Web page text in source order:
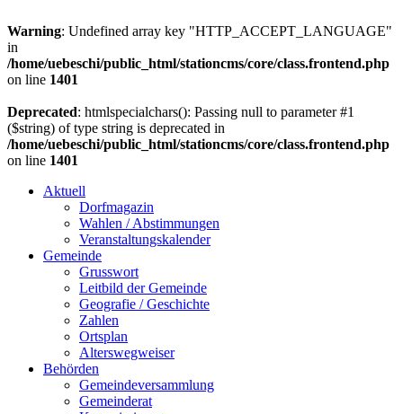
Warning: Undefined array key "HTTP_ACCEPT_LANGUAGE"
in
/home/uebeschi/public_html/stationcms/core/class.frontend.php
on line 1401
Deprecated: htmlspecialchars(): Passing null to parameter #1
($string) of type string is deprecated in
/home/uebeschi/public_html/stationcms/core/class.frontend.php
on line 1401
Aktuell
Dorfmagazin
Wahlen / Abstimmungen
Veranstaltungskalender
Gemeinde
Grusswort
Leitbild der Gemeinde
Geografie / Geschichte
Zahlen
Ortsplan
Alterswegweiser
Behörden
Gemeindeversammlung
Gemeinderat